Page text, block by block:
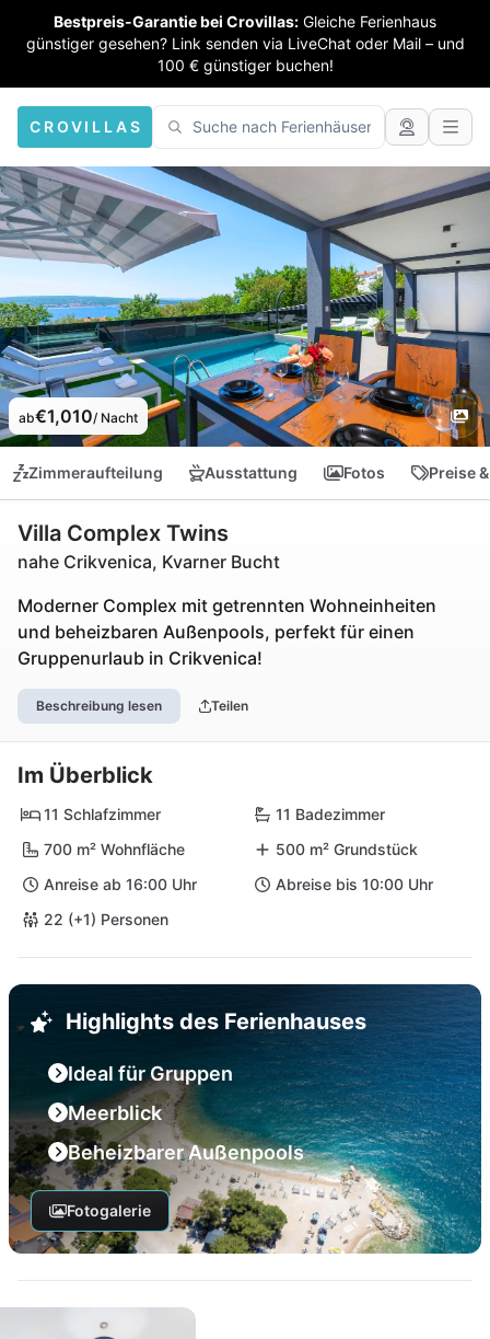
Bestpreis-Garantie bei Crovillas: Gleiche Ferienhaus
günstiger gesehen? Link senden via LiveChat oder Mail – und
100 € günstiger buchen!
CROVILLAS
ab€1,010/ Nacht
Zimmeraufteilung Ausstattung Fotos Preise
Villa Complex Twins
nahe Crikvenica, Kvarner Bucht
Moderner Complex mit getrennten Wohneinheiten
und beheizbaren Außenpools, perfekt für einen
Gruppenurlaub in Crikvenica!
Beschreibung lesen Teilen
Im Überblick
11 Schlafzimmer
11 Badezimmer
700 m² Wohnfläche
500 m² Grundstück
Anreise ab 16:00 Uhr
Abreise bis 10:00 Uhr
22 (+1) Personen
Highlights des Ferienhauses
Ideal für Gruppen
Meerblick
Beheizbarer Außenpools
Fotogalerie